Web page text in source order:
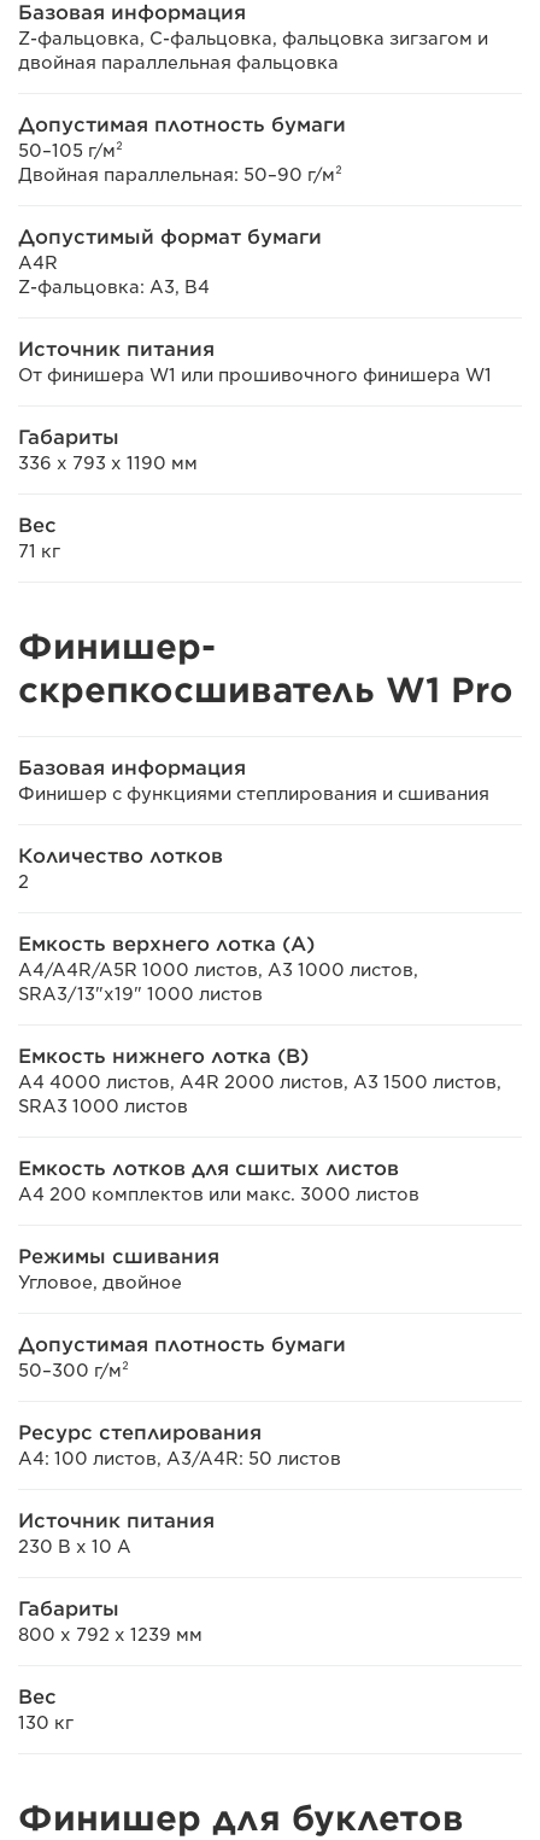
Базовая информация
Z-фальцовка, С-фальцовка, фальцовка зигзагом и
двойная параллельная фальцовка
Допустимая плотность бумаги
50–105 г/м²
Двойная параллельная: 50–90 г/м²
Допустимый формат бумаги
A4R
Z-фальцовка: A3, B4
Источник питания
От финишера W1 или прошивочного финишера W1
Габариты
336 x 793 x 1190 мм
Вес
71 кг
Финишер-
скрепкосшиватель W1 Pro
Базовая информация
Финишер с функциями степлирования и сшивания
Количество лотков
2
Емкость верхнего лотка (А)
A4/A4R/A5R 1000 листов, A3 1000 листов,
SRA3/13"x19" 1000 листов
Емкость нижнего лотка (B)
A4 4000 листов, A4R 2000 листов, A3 1500 листов,
SRA3 1000 листов
Емкость лотков для сшитых листов
A4 200 комплектов или макс. 3000 листов
Режимы сшивания
Угловое, двойное
Допустимая плотность бумаги
50–300 г/м²
Ресурс степлирования
A4: 100 листов, A3/A4R: 50 листов
Источник питания
230 В x 10 А
Габариты
800 x 792 x 1239 мм
Вес
130 кг
Финишер для буклетов